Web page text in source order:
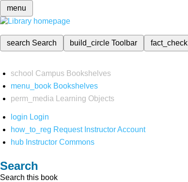
menu
search Search build_circleToolbar fact_check
school Campus Bookshelves
menu_book Bookshelves
perm_media
Learning Objects
login Login
how_to_reg Request Instructor Account
hub Instructor Commons
Search
Search this book